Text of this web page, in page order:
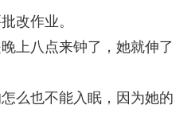
改作业。
上八点来钟了，她就伸了
么也不能入眠，因为她的